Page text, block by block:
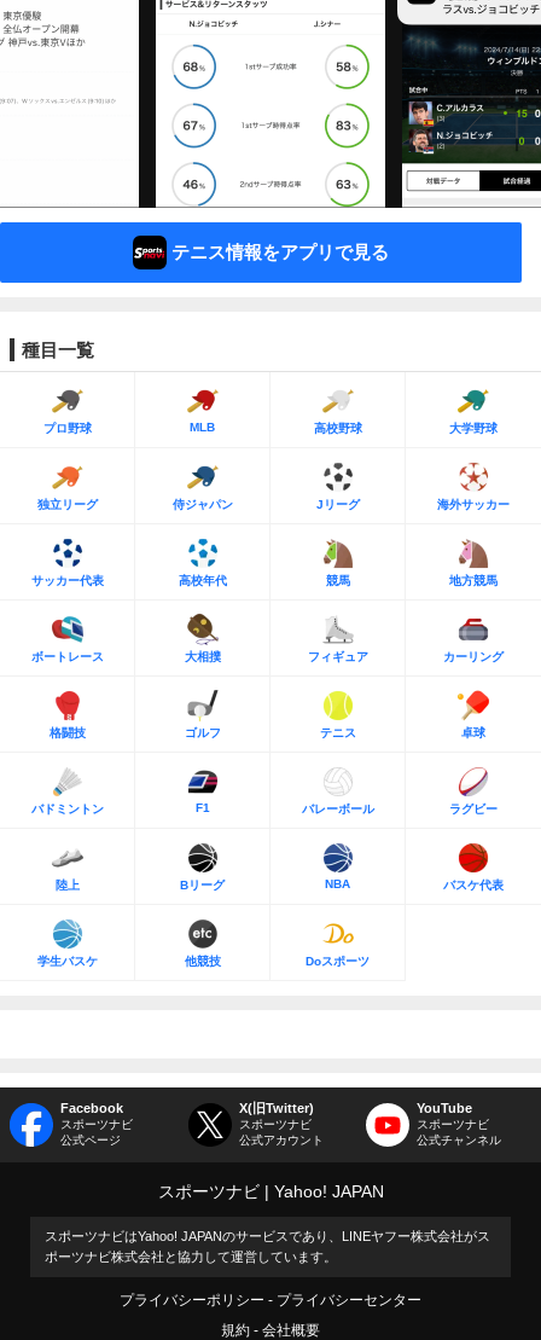
テニス情報をアプリで見る
種目一覧
プロ野球 MLB 高校野球 大学野球
独立リーグ 侍ジャパン Jリーグ 海外サッカー
サッカー代表 高校年代 競馬 地方競馬
ボートレース 大相撲 フィギュア カーリング
格闘技 ゴルフ テニス 卓球
バドミントン F1 バレーボール ラグビー
陸上 Bリーグ NBA バスケ代表
学生バスケ 他競技 Doスポーツ
Facebook
スポーツナビ
公式ページ
X(旧Twitter)
スポーツナビ
公式アカウント
YouTube
スポーツナビ
公式チャンネル
スポーツナビ Yahoo! JAPAN
スポーツナビはYahoo! JAPANのサービスであり、LINEヤフー株式会社がス
ポーツナビ株式会社と協力して運営しています。
プライバシーポリシー
プライバシーセンター
規約
会社概要